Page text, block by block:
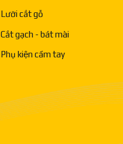
Lưỡi cắt gỗ
Cắt gạch - bát mài
Phụ kiện cầm tay